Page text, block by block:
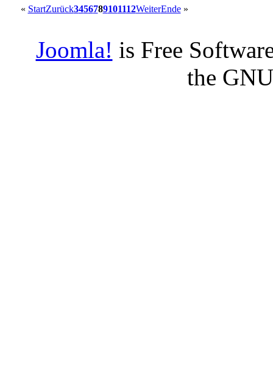
« StartZurück3456789101112WeiterEnde»
Joomla! is Free
the